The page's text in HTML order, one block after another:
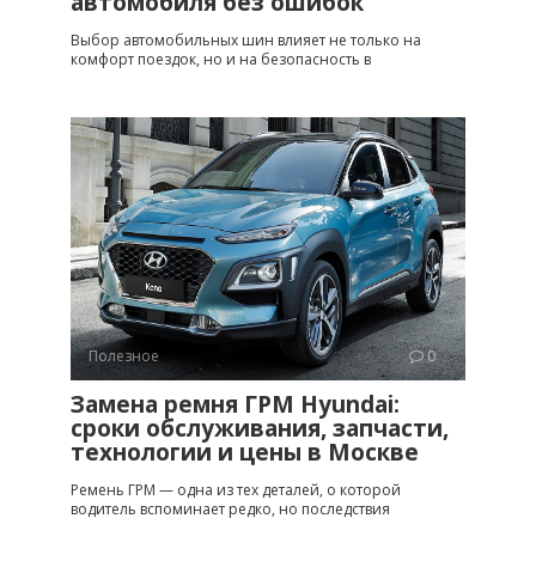
Выбор автомобильных шин влияет не только на
комфорт поездок, но и на безопасность в
Полезное 0
Замена ремня ГРМ Hyundai:
сроки обслуживания, запчасти,
технологии и цены в Москве
Ремень ГРМ — одна из тех деталей, о которой
водитель вспоминает редко, но последствия